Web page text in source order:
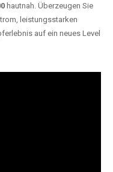
hautnah. Überzeugen Sie
leistungsstarken
auf ein neues Level